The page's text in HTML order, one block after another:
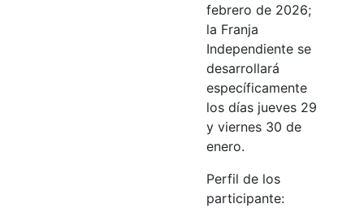
febrero de 2026;
la Franja
Independiente se
desarrollará
específicamente
los días jueves 29
y viernes 30 de
enero.
Perfil de los
participante: